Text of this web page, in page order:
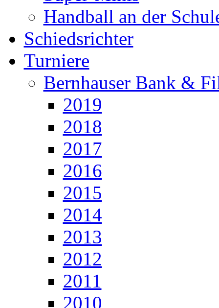
Handball an der
Schiedsrichter
Turniere
Bernhauser Bank &
2019
2018
2017
2016
2015
2014
2013
2012
2011
2010